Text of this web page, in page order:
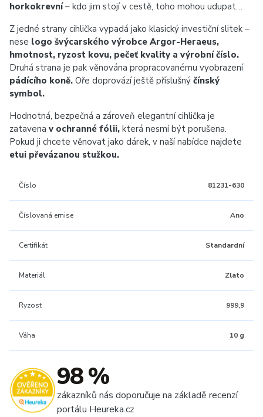
horkokrevní– kdo jim stojí v cestě, toho mohou udupat…
Z jedné strany cihlička vypadá jako klasický investiční slitek –
nese logo švýcarského výrobce Argor-‍Heraeus,
hmotnost, ryzost kovu, pečeť kvality a výrobní číslo.
Druhá strana je pak věnována propracovanému vyobrazení
pádícího koně. Oře doprovází ještě příslušný čínský
symbol.
Hodnotná, bezpečná a zároveň elegantní cihlička je
zatavena v ochranné fólii, která nesmí být porušena.
Pokud ji chcete věnovat jako dárek, v naší nabídce najdete
etui převázanou stužkou.
Číslo 81231-630
Číslovaná emise Ano
Certifikát Standardní
Materiál Zlato
Ryzost 999,9
Váha 10 g
98 %
zákazníků nás doporučuje na základě recenzí
portálu Heureka.cz